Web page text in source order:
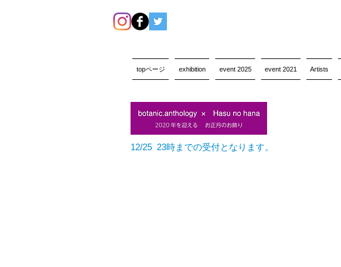
topページ exhibition event 2025 event 2021 Artists
12/25 23時までの受付となります。